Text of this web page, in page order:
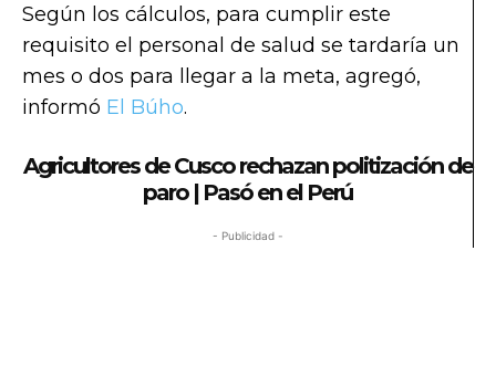
Según los cálculos, para cumplir este
requisito el personal de salud se tardaría un
mes o dos para llegar a la meta, agregó,
informó El Búho.
Agricultores de Cusco rechazan politización de
paro | Pasó en el Perú
- Publicidad -